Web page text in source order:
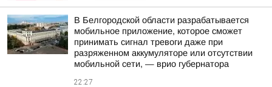
В Белгородской области разрабатывается
мобильное приложение, которое сможет
принимать сигнал тревоги даже при
разряженном аккумуляторе или отсутствии
мобильной сети, — врио губернатора
22:27